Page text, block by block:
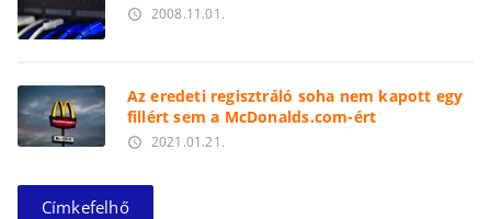
access_time 2008.11.01.
Az eredeti regisztráló soha nem kapott egy
fillért sem a McDonalds.com-ért
access_time 2021.01.21.
Címkefelhő